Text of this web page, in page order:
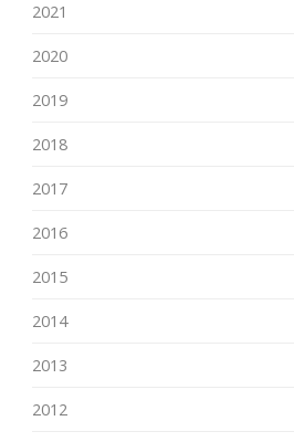
2021
2020
2019
2018
2017
2016
2015
2014
2013
2012